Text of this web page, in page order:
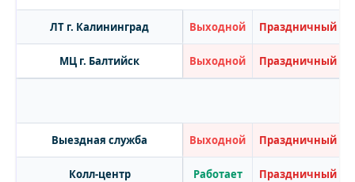
ЛТ г. Калининград Выходной Праздничный
МЦ г. Балтийск Выходной Праздничный
Выездная служба Выходной Праздничный
Колл-центр Работает Праздничный